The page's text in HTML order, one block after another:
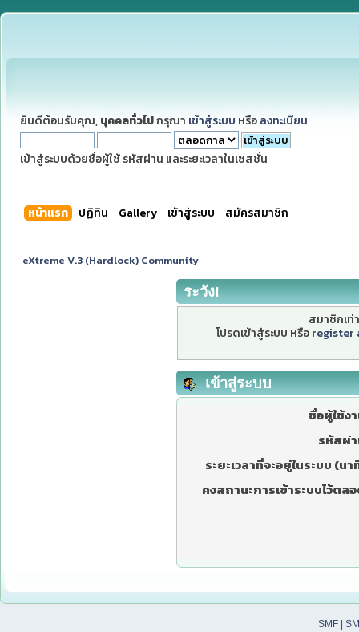
ยินดีต้อนรับคุณ, บุคคลทั่วไปกรุณา เข้าสู่ระบบ หรือ ลงทะเบียน
เข้าสู่ระบบด้วยชื่อผู้ใช้ รหัสผ่าน และระยะเวลาในเซสชั่น
หน้าแรก ปฏิทิน Gallery เข้าสู่ระบบ สมัครสมาชิก
eXtreme V.3 (Hardlock) Community
ระวัง!
สมาชิกเท่
โปรดเข้าสู่ระบบ หรือ register
เข้าสู่ระบบ
ชื่อผู้ใช้ง
รหัสผ่
ระยะเวลาที่จะอยู่ในระบบ (นา
คงสถานะการเข้าระบบไว้ตล
SMF|